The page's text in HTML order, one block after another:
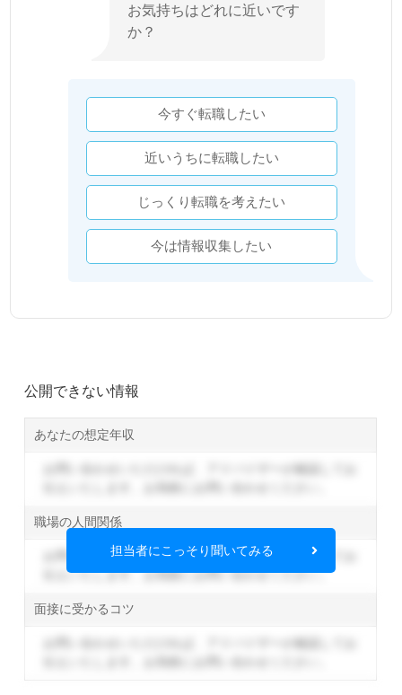
お気持ちはどれに近いです
か？
今すぐ転職したい
近いうちに転職したい
じっくり転職を考えたい
今は情報収集したい
公開できない情報
あなたの想定年収
職場の人間関係
お問い合わせいただければ、アドバイザーが確認してお
伝えいたします。お気軽にお問い合わせください。
面接に受かるコツ
担当者にこっそり聞いてみる